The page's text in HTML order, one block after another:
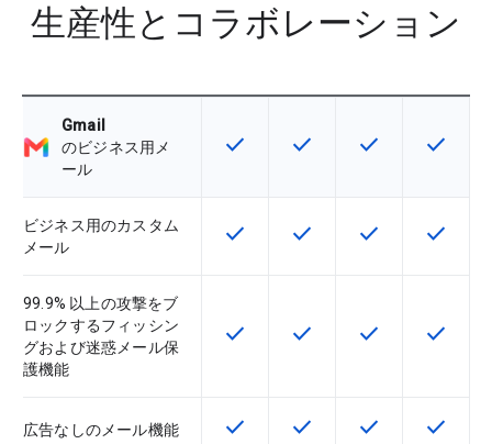
生産性とコラボレーション
Gmail
のビジネス用メ
ール
この機能は該当の SKU で利用で
check この機能は該当の SKU
check この機能は該当
check この機
check
ビジネス用のカスタム
メール
この機能は該当の SKU で利用で
check この機能は該当の SKU
check この機能は該当
check この機
check
99.9% 以上の攻撃をブ
ロックするフィッシン
グおよび迷惑メール保
護機能
この機能は該当の SKU で利用で
check この機能は該当の SKU
check この機能は該当
check この機
check
広告なしのメール機能 この機能は該当の SKU で利用で
check この機能は該当の SKU
check この機能は該当
check この機
check